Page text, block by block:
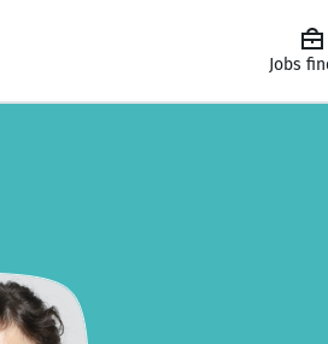
Jobs